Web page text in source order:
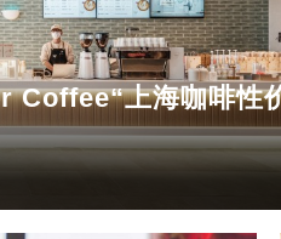
Coffee“上海咖啡性